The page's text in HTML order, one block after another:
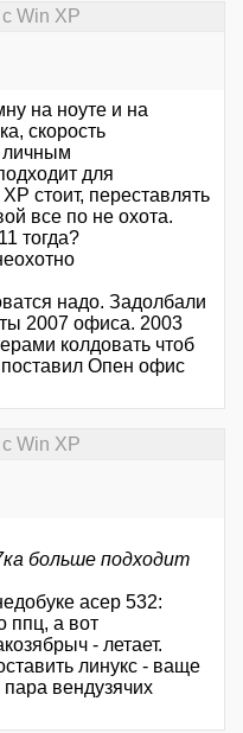
Win XP
на ноуте и на
скорость
личным
для
стоит, переставлять
все по не охота.
тогда?
надо. Задолбали
2007 офиса. 2003
колдовать чтоб
Опен офис
Win XP
больше подходит
асер 532:
ппц, а вот
- летает.
линукс - ваще
вендузячих